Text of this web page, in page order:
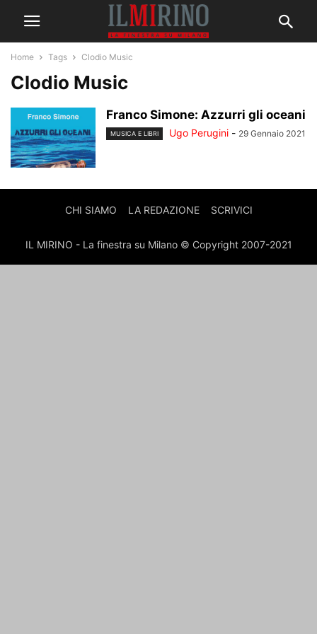
Home Tags Clodio Music
Clodio Music
Franco Simone: Azzurri gli oceani
MUSICA E LIBRI Ugo Perugini - 29 Gennaio 2021
CHI SIAMO LA REDAZIONE SCRIVICI
IL MIRINO - La finestra su Milano © Copyright 2007-2021